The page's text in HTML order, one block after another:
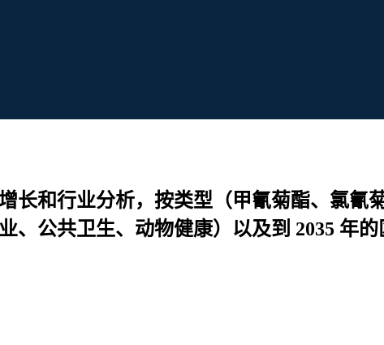
长和行业分析，按类型（甲氰菊酯、氯氰
、公共卫生、动物健康）以及到 2035 年的